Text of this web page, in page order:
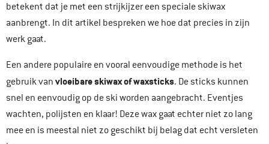
betekent dat je met een strijkijzer een speciale skiwax
aanbrengt. In dit artikel bespreken we hoe dat precies in zijn
werk gaat.
Een andere populaire en vooral eenvoudige methode is het
gebruik van vloeibare skiwax of waxsticks. De sticks kunnen
snel en eenvoudig op de ski worden aangebracht. Eventjes
wachten, polijsten en klaar! Deze wax gaat echter niet zo lang
mee en is meestal niet zo geschikt bij belag dat echt versleten